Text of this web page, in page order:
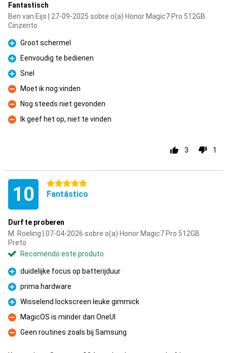
Fantastisch
Ben van Eijs | 27-09-2025 sobre o(a) Honor Magic7 Pro 512GB
Cinzento
Prós
Groot schermel
Prós
Eenvoudig te bedienen
Prós
Snel
Contras
Moet ik nog vinden
Contras
Nog steeds niet gevonden
Contras
Ik geef het op, niet te vinden
3 1
10 5 estrelas
Fantástico
Durf te proberen
M. Roeling | 07-04-2026 sobre o(a) Honor Magic7 Pro 512GB
Preto
Recomendo este produto
Prós
duidelijke focus op batterijduur
Prós
prima hardware
Prós
Wisselend lockscreen leuke gimmick
Contras
MagicOS is minder dan OneUI
Contras
Geen routines zoals bij Samsung